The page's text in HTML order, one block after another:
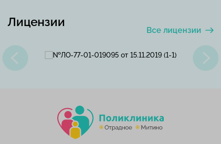
Лицензии
Все лицензии